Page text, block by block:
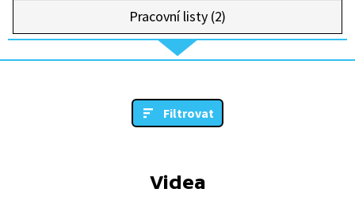
Pracovní listy (2)
Filtrovat
Videa